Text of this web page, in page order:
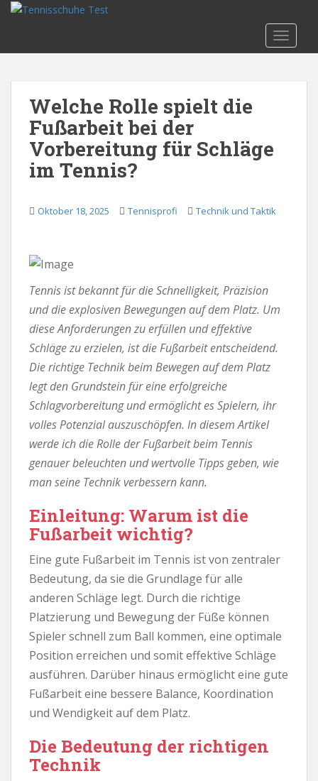
p
Welche Rolle spielt die
Fußarbeit bei der
Vorbereitung für Schläge
im Tennis?
Oktober 18, 2025 Tennisprofi Technik und Taktik
Tennis ist bekannt für die Schnelligkeit, Präzision
und die explosiven Bewegungen auf dem Platz. Um
diese Anforderungen zu erfüllen und effektive
Schläge zu erzielen, ist die Fußarbeit entscheidend.
Die richtige Technik beim Bewegen auf dem Platz
legt den Grundstein für eine erfolgreiche
Schlagvorbereitung und ermöglicht es Spielern, ihr
volles Potenzial auszuschöpfen. In diesem Artikel
werde ich die Rolle der Fußarbeit beim Tennis
genauer beleuchten und wertvolle Tipps geben, wie
man seine Technik verbessern kann.
Einleitung: Warum ist die
Fußarbeit wichtig?
Eine gute Fußarbeit im Tennis ist von zentraler
Bedeutung, da sie die Grundlage für alle
anderen Schläge legt. Durch die richtige
Platzierung und Bewegung der Füße können
Spieler schnell zum Ball kommen, eine optimale
Position erreichen und somit effektive Schläge
ausführen. Darüber hinaus ermöglicht eine gute
Fußarbeit eine bessere Balance, Koordination
und Wendigkeit auf dem Platz.
Die Bedeutung der richtigen
Technik